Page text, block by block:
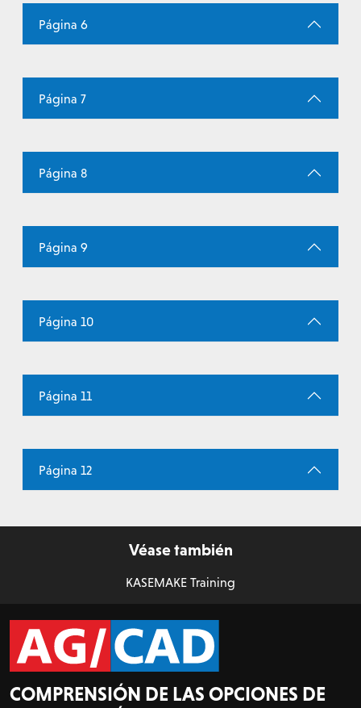
Página 6
Página 7
Página 8
Página 9
Página 10
Página 11
Página 12
Véase también
KASEMAKE Training
COMPRENSIÓN DE LAS OPCIONES DE